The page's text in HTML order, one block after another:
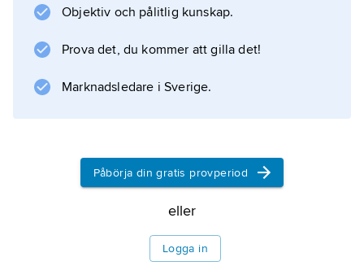
detektivfilm
Objektiv och pålitlig kunskap.
Prova det, du kommer att gilla det!
Marknadsledare i Sverige.
Påbörja din gratis provperiod
eller
Logga in